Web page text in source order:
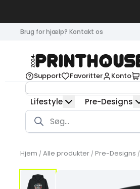
Brug for hjælp? Kontakt os
Support Favoritter Konto
Lifestyle
Pre-Designs
Products
search
Hjem / Alle produkter / Pre-Designs /